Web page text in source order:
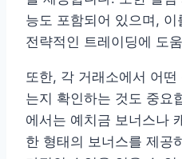
능도 포함되어 있으며,
전략적인 트레이딩에 도
또한, 각 거래소에서 어
는지 확인하는 것도 중요
에서는 예치금 보너스나
한 형태의 보너스를 제공